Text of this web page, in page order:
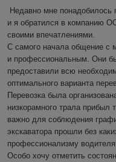
Недавно мне понадобилось
и я обратился в компанию
своими впечатлениями.
С самого начала общение с
и профессиональным. Они
предоставили всю
оптимального варианта
Перевозка была
низкорамного трала прибыл
важно для соблюдения
экскаватора прошли без
профессионализму
Особо хочу отметить